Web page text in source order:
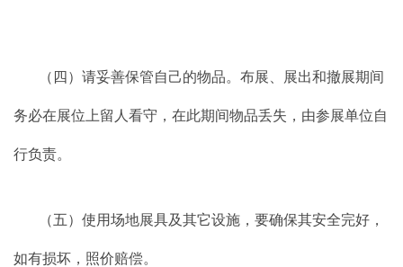
（四）请妥善保管自己的物品。布展、展出和撤展期间
务必在展位上留人看守，在此期间物品丢失，由参展单位自
行负责。
（五）使用场地展具及其它设施，要确保其安全完好，
如有损坏，照价赔偿。